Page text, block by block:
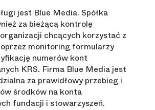
jest Blue Media. Spółka
za bieżącą kontrolę
chcących korzystać z
monitoring formularzy
numerów kont
KRS. Firma Blue Media jest
za prawidłowy przebieg i
środków na konta
fundacji i stowarzyszeń.